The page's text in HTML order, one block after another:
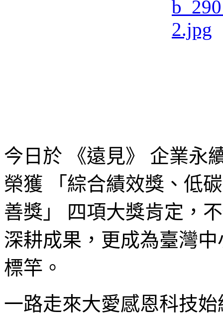
今日於 《遠見》 企業永
榮獲 「綜合績效獎、低
善獎」 四項大獎肯定，
深耕成果，更成為臺灣
標竿。
一路走來大愛感恩科技